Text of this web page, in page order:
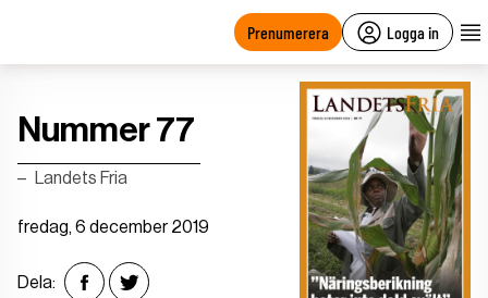
Prenumerera Logga in
Nummer 77
Landets Fria
fredag, 6 december 2019
Dela: